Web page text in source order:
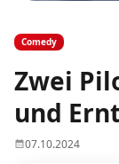
Comedy
Zwei
und
07.10.2024